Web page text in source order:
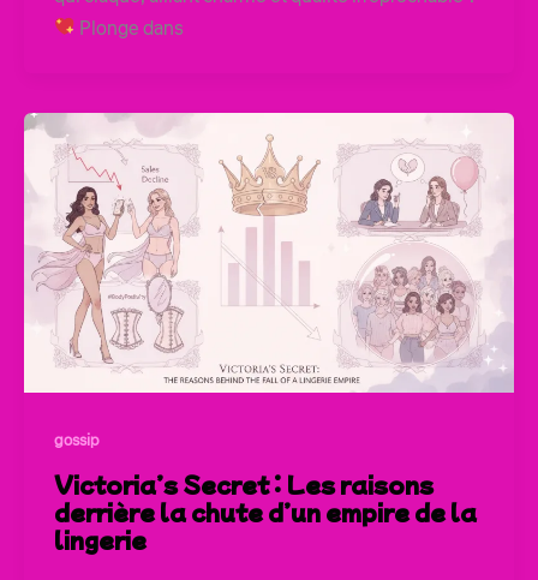
Plonge dans
gossip
Victoria’s Secret : Les raisons
derrière la chute d’un empire de la
lingerie